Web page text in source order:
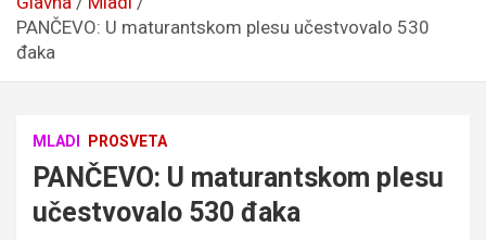
PANČEVO: U maturantskom plesu učestvovalo 530
đaka
MLADI PROSVETA
PANČEVO: U maturantskom plesu
učestvovalo 530 đaka